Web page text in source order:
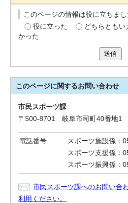
このページの情報は役に立ちまし
役に立った
どちらともい
かった
送信
このページに関するお問い合わせ
市民スポーツ課
〒500-8701 岐阜市司町40番地1
電話番号
スポーツ施設係：
スポーツ支援係：
スポーツ振興係：
市民スポーツ課へのお問い合
利用ください。